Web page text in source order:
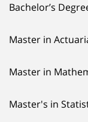
Bachelor’s
Master in
Master in
Master's in